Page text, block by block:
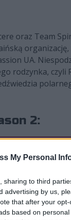
My Personal
sharing to third
advertising by us,
that after your
based on
oraz Team
UA.
rodzynka,
2:
0:2